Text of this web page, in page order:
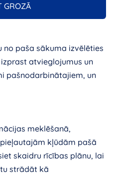
GROZĀ
no paša sākuma izvēlēties
atvieglojumus un
pašnodarbinātajiem, un
meklēšanā,
kļūdām pašā
skaidru rīcības plānu, lai
strādāt kā